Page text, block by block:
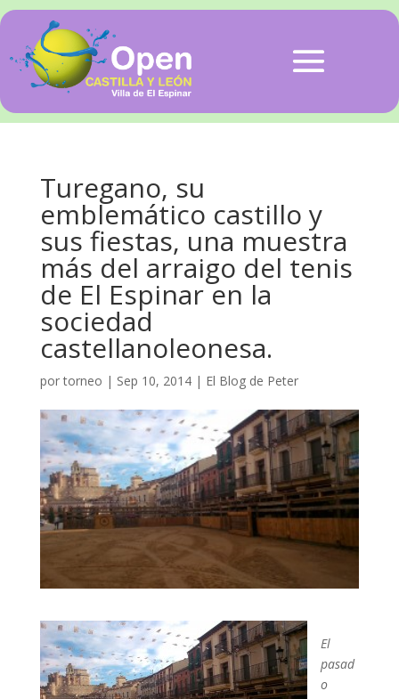
Turegano, su
emblemático castillo y
sus fiestas, una muestra
más del arraigo del tenis
de El Espinar en la
sociedad
castellanoleonesa.
portorneo | Sep 10, 2014| El Blog de Peter
El
pasad
o